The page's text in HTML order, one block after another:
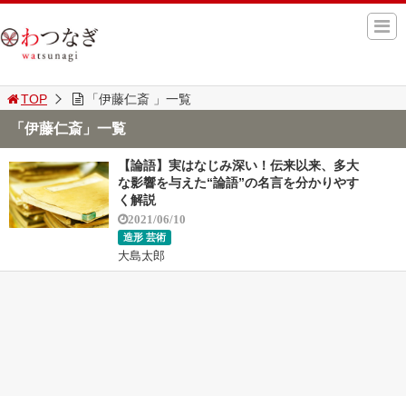
TOP 「伊藤仁斎 」一覧
「伊藤仁斎」一覧
【論語】実はなじみ深い！伝来以来、多大
な影響を与えた“論語”の名言を分かりやす
く解説
2021/06/10
造形 芸術
大島太郎